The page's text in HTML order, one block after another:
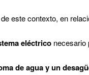
este contexto, en
eléctrico necesario
de agua y un